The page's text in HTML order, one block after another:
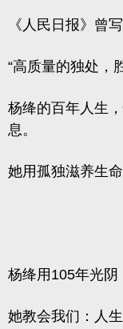
《人民日报》曾写
“高质量的独处，
杨绛的百年人生
息。
她用孤独滋养生
杨绛用105年光阴
她教会我们：人